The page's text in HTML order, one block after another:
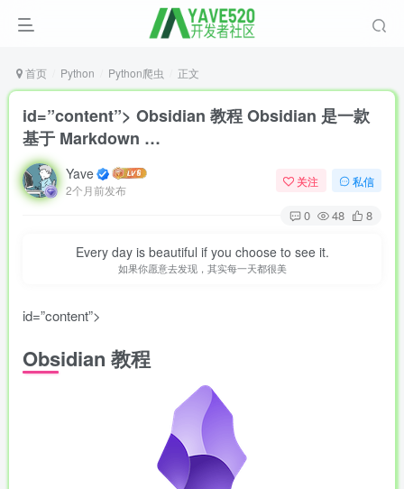
首页 Python Python爬虫 正文
id=”content”> Obsidian 教程 Obsidian 是一款
基于 Markdown …
Yave
2个月前发布
关注 私信
0 48 8
Every day is beautiful if you choose to see it.
如果你愿意去发现，其实每一天都很美
id=”content”>
Obsidian 教程